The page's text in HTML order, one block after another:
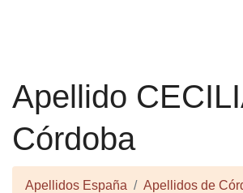
Apellido
Córdoba
Apellidos España Apellidos de